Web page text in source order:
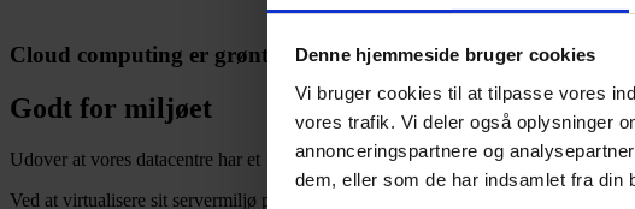
Denne hjemmeside bruger cookies
Vi bruger cookies til at tilpasse vores
vores trafik. Vi deler også oplysninger
annonceringspartnere og
dem, eller som de har indsamlet fra din
Cloud computing er grønt
Godt for miljøet
Udover at vores datacentre har et 100% neutralt strømforbrug,er det ikke den
Ved at virtualisere sit servermiljø på en delt platform, hvor der er flere om at